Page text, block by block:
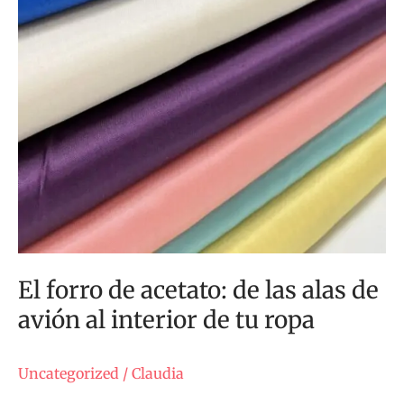
El forro de acetato: de las alas de
avión al interior de tu ropa
Uncategorized / Claudia